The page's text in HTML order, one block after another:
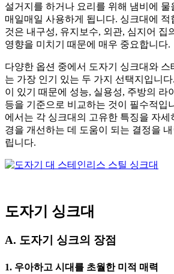
설거지를 하거나 요리를 위해 냄비에 물
매일매일 사용하게 됩니다. 싱크대에
것은 내구성, 유지보수, 외관, 심지어 집
영향을 미치기 때문에 매우 중요합니다.
다양한 옵션 중에서 도자기 싱크대와 스
는 가장 인기 있는 두 가지 선택지입니
이 있기 때문에 성능, 실용성, 주방의 라
등을 기준으로 비교하는 것이 필수적입
에서는 각 싱크대의 고유한 특징을 자세
경을 개선하는 데 도움이 되는 결정을
립니다.
도자기 싱크대
A. 도자기 싱크의 장점
1. 우아하고 시대를 초월한 미적 매력